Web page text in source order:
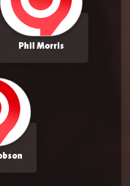
Phil Morris